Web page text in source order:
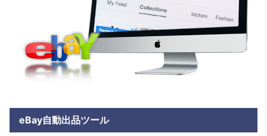
eBay自動出品ツール